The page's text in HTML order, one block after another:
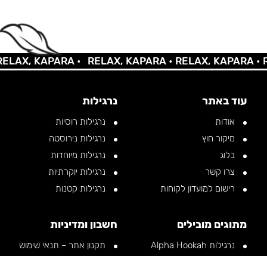
KAPARA • RELAX, KAPARA •RELAX, KAPARA •
עוד באתר
אודות
מיקור חוץ
בלוג
צרו קשר
רישום למועדון לקוחות
נרגילות
נרגילות רוסיות
נרגילות נירוסטה
נרגילות מיוחדות
נרגילות יוקרתיות
נרגילות קטנות
מתוגים מובילים
נרגילות Alpha Hookah
חשבון ומדיניות
תקנון אתר – תנאי שימוש